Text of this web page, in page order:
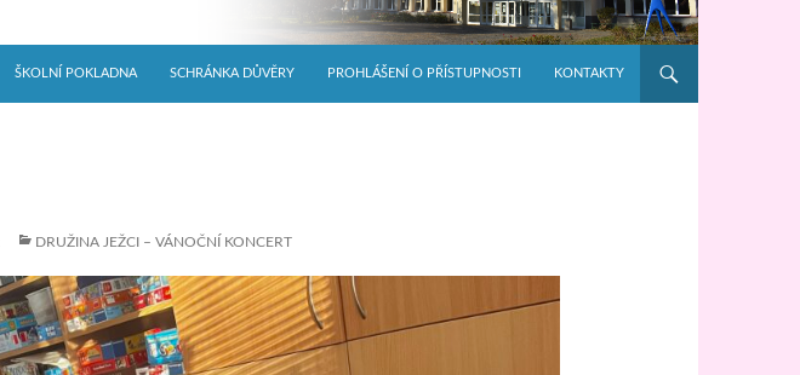
ŠKOLNÍ POKLADNA SCHRÁNKA DŮVĚRY PROHLÁŠENÍ O PŘÍSTUPNOSTI KONTAKTY
DRUŽINA JEŽCI – VÁNOČNÍ KONCERT